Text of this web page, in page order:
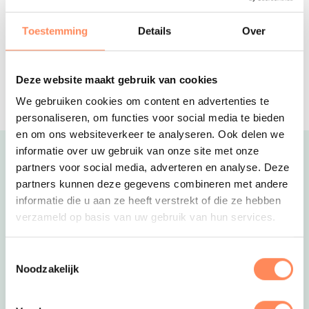
Toestemming Details Over
Deze website maakt gebruik van cookies
We gebruiken cookies om content en advertenties te
personaliseren, om functies voor social media te bieden
en om ons websiteverkeer te analyseren. Ook delen we
informatie over uw gebruik van onze site met onze
partners voor social media, adverteren en analyse. Deze
partners kunnen deze gegevens combineren met andere
informatie die u aan ze heeft verstrekt of die ze hebben
verzameld op basis van uw gebruik van hun services.
Noodzakelijk
Pal aan het Veerse Meer in Zeeland
terras
prachtige IJsselmeer, met leuke
speeltuin en ponyranch.
Uitgelicht